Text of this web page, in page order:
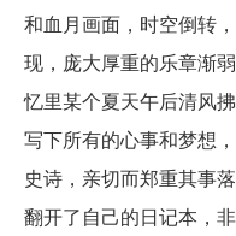
和血月画面，时空倒转
现，庞大厚重的乐章渐
忆里某个夏天午后清风
写下所有的心事和梦想
史诗，亲切而郑重其事
翻开了自己的日记本，